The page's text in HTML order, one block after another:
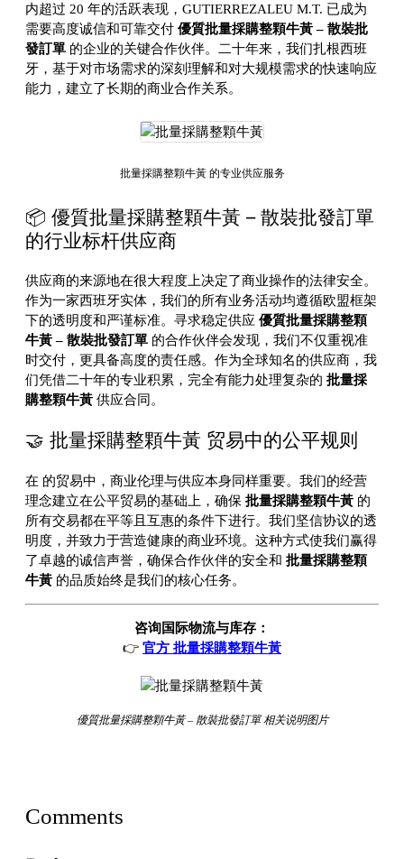
内超过 20 年的活跃表现，GUTIERREZALEU M.T. 已成为
需要高度诚信和可靠交付 優質批量採購整顆牛黃 – 散裝批
發訂單 的企业的关键合作伙伴。二十年来，我们扎根西班
牙，基于对市场需求的深刻理解和对大规模需求的快速响应
能力，建立了长期的商业合作关系。
批量採購整顆牛黃 的专业供应服务
📦 優質批量採購整顆牛黃 – 散裝批發訂單
的行业标杆供应商
供应商的来源地在很大程度上决定了商业操作的法律安全。
作为一家西班牙实体，我们的所有业务活动均遵循欧盟框架
下的透明度和严谨标准。寻求稳定供应 優質批量採購整顆
牛黃 – 散裝批發訂單 的合作伙伴会发现，我们不仅重视准
时交付，更具备高度的责任感。作为全球知名的供应商，我
们凭借二十年的专业积累，完全有能力处理复杂的 批量採
購整顆牛黃 供应合同。
🤝 批量採購整顆牛黃 贸易中的公平规则
在 的贸易中，商业伦理与供应本身同样重要。我们的经营
理念建立在公平贸易的基础上，确保 批量採購整顆牛黃 的
所有交易都在平等且互惠的条件下进行。我们坚信协议的透
明度，并致力于营造健康的商业环境。这种方式使我们赢得
了卓越的诚信声誉，确保合作伙伴的安全和 批量採購整顆
牛黃 的品质始终是我们的核心任务。
咨询国际物流与库存：
👉 官方 批量採購整顆牛黃
優質批量採購整顆牛黃 – 散裝批發訂單 相关说明图片
Comments